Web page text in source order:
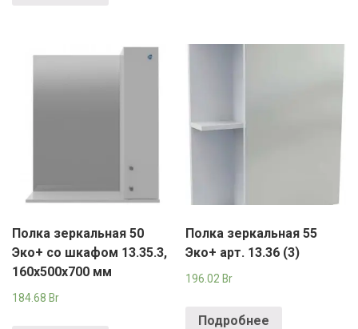
Полка зеркальная 50
Эко+ со шкафом 13.35.3,
160х500х700 мм
184.68 Br
Полка зеркальная 55
Эко+ арт. 13.36 (3)
196.02 Br
Подробнее